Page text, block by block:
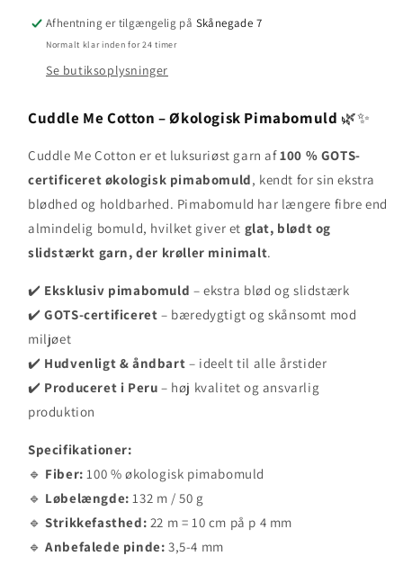
Afhentning er tilgængelig på Skånegade 7
Normalt klar inden for 24 timer
Se butiksoplysninger
Cuddle Me Cotton – Økologisk Pimabomuld 🌿✨
Cuddle Me Cotton er et luksuriøst garn af100 % GOTS-
certificeret økologisk pimabomuld, kendt for sin ekstra
blødhed og holdbarhed. Pimabomuld har længere fibre end
almindelig bomuld, hvilket giver et glat, blødt og
slidstærkt garn, der krøller minimalt.
✔️ Eksklusiv pimabomuld – ekstra blød og slidstærk
✔️GOTS-certificeret – bæredygtigt og skånsomt mod
miljøet
✔️ Hudvenligt & åndbart – ideelt til alle årstider
✔️ Produceret i Peru – høj kvalitet og ansvarlig
produktion
Specifikationer:
🔹 Fiber: 100 % økologisk pimabomuld
🔹 Løbelængde: 132 m / 50 g
🔹Strikkefasthed: 22 m = 10 cm på p 4 mm
🔹Anbefalede pinde: 3,5-4 mm